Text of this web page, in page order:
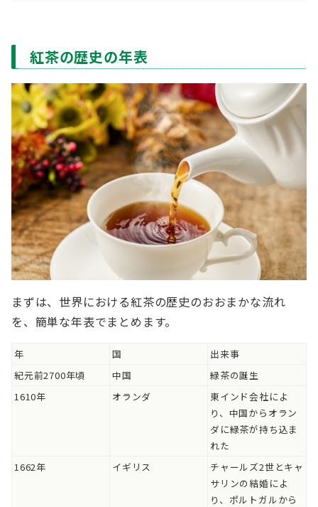
紅茶の歴史の年表
まずは、世界における紅茶の歴史のおおまかな流れ
を、簡単な年表でまとめます。
年 国
出来事
紀元前2700年頃
中国
緑茶の誕生
1610年
オランダ
東インド会社によ
り、中国からオラン
ダに緑茶が持ち込ま
れた
1662年
イギリス
チャールズ2世とキャ
サリンの結婚によ
り、ポルトガルから